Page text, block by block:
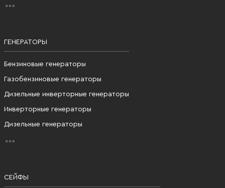
ГЕНЕРАТОРЫ
Бензиновые генераторы
Газобензиновые генераторы
Дизельные инверторные генераторы
Инверторные генераторы
Дизельные генераторы
СЕЙФЫ